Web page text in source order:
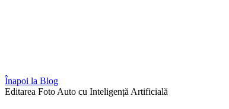
Înapoi la Blog
Editarea Foto Auto cu Inteligență Artificială